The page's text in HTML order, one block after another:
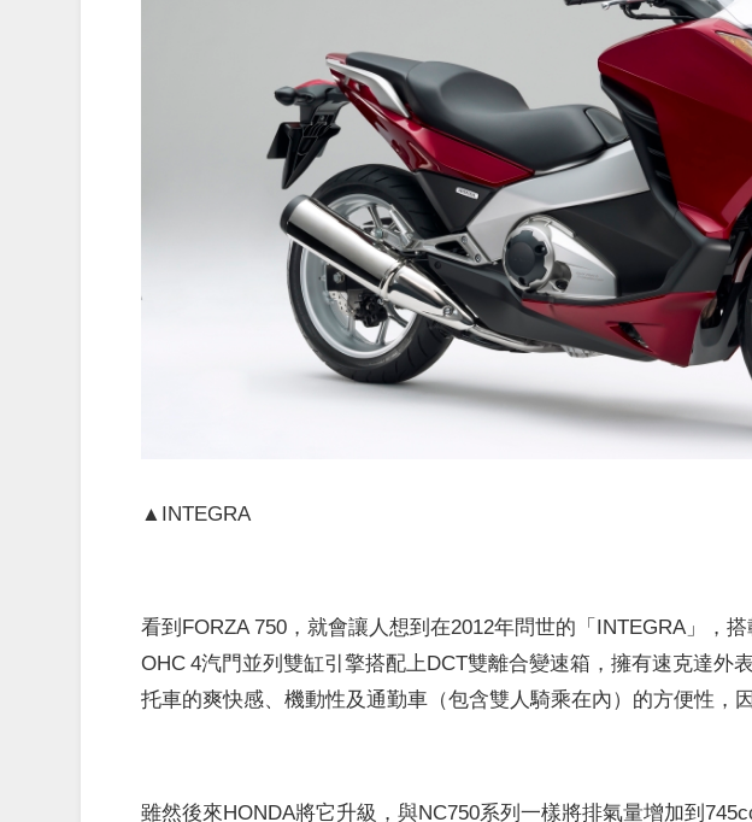
▲INTEGRA
看到FORZA 750，就會讓人想到在2012年問世的「INTEGRA」，
OHC 4汽門並列雙缸引擎搭配上DCT雙離合變速箱，擁有速克達外
托車的爽快感、機動性及通勤車（包含雙人騎乘在內）的方便性，
雖然後來HONDA將它升級，與NC750系列一樣將排氣量增加到